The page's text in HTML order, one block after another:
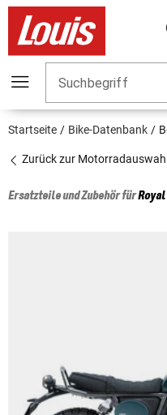
Suchbegriff
Startseite Bike-Datenbank
Zurück zur Motorradauswahl
Ersatzteile und Zubehör für